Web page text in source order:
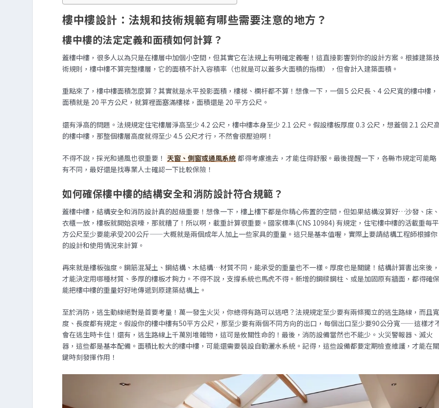
樓中樓設計：法規和技術規範有哪些需要注意的地方？
樓中樓的法定定義和面積如何計算？
蓋樓中樓，很多人以為只是在樓層中加個小空間，但其實它在法規上有明確定義喔！這直接影響到你的設計方案。根據建築
術規則，樓中樓不算完整樓層，它的面積不計入容積率（也就是可以蓋多大面積的指標），但會計入建築面積。
重點來了，樓中樓面積怎麼算？其實就是水平投影面積，樓梯、欄杆都不算！想像一下，一個 5 公尺長、4 公尺寬的樓中樓，
面積就是 20 平方公尺，就算裡面塞滿樓梯，面積還是 20 平方公尺。
還有淨高的問題。法規規定住宅樓層淨高至少 4.2 公尺，樓中樓本身至少 2.1 公尺。假設樓板厚度 0.3 公尺，想蓋個 2.1 公尺
的樓中樓，那整個樓層高度就得至少 4.5 公尺才行，不然會很壓迫啊！
不得不說，採光和通風也很重要！ 天窗、側窗或通風系統 都得考慮進去，才能住得舒服。最後提醒一下，各縣市規定可能略
有不同，最好還是找專業人士確認一下比較保險！
如何確保樓中樓的結構安全和消防設計符合規範？
蓋樓中樓，結構安全和消防設計真的超級重要！想像一下，樓上樓下都是你精心佈置的空間，但如果結構沒算好…沙發、床
衣櫃一放，樓板就開始哀嚎，那就糟了！所以啊，載重計算很重要。國家標準(CNS 10984) 有規定，住宅樓中樓的活載重每平
方公尺至少要能承受200公斤——大概就是兩個成年人加上一些家具的重量。這只是基本值喔，實際上要請結構工程師根據你
的設計和使用情況來計算。
再來就是樓板強度。鋼筋混凝土、鋼結構、木結構…材質不同，能承受的重量也不一樣。厚度也是關鍵！結構計算書出來後
才能決定用哪種材質、多厚的樓板才夠力。不得不說，支撐系統也馬虎不得。新增的鋼樑鋼柱、或是加固原有牆面，都得確
能把樓中樓的重量好好地傳遞到原建築結構上。
至於消防，逃生動線絕對是首要考量！萬一發生火災，你總得有路可以逃吧？法規規定至少要有兩條獨立的逃生路線，而且
度、長度都有規定。假設你的樓中樓有50平方公尺，那至少要有兩個不同方向的出口，每個出口至少要90公分寬——這樣才
會在逃生時卡住！還有，逃生路線上千萬別堆雜物，這可是攸關性命的！最後，消防設備當然也不能少。火災警報器、滅火
器，這些都是基本配備。面積比較大的樓中樓，可能還需要裝設自動灑水系統。記得，這些設備都要定期檢查維護，才能在
鍵時刻發揮作用！